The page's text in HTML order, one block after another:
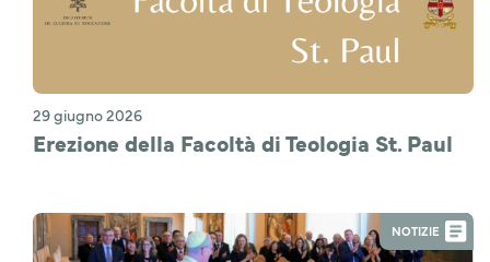
29 giugno 2026
Erezione della Facoltà di Teologia St. Paul
NOTIZIE